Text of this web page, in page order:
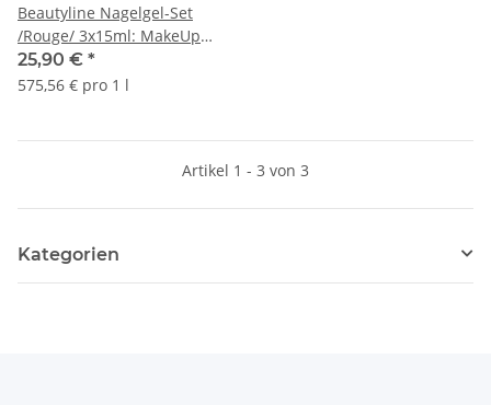
Beautyline Nagelgel-Set
/Rouge/ 3x15ml: MakeUp
Aufbaugel, Haftgel,
Versiegelungsgel
25,90 € *
575,56 € pro 1 l
Artikel 1 - 3 von 3
Kategorien